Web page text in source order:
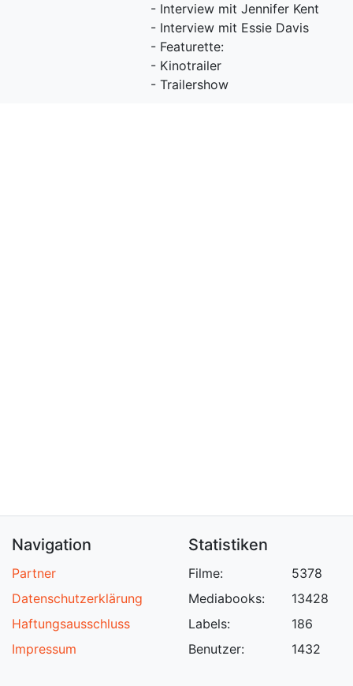
- Interview mit Jennifer Kent
- Interview mit Essie Davis
- Featurette:
- Kinotrailer
- Trailershow
Navigation
Partner
Datenschutzerklärung
Haftungsausschluss
Impressum
Statistiken
Filme:
Mediabooks:
Labels:
Benutzer:
5378
13428
186
1432